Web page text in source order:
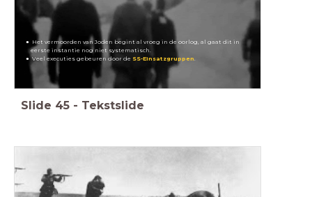
Het vermoorden van Joden begint al vroeg in de oorlog, al gaat dit in
eerste instantie nog niet systematisch.
Veel executies gebeuren door de SS-Einsatzgruppen.
Slide 45 - Tekstslide